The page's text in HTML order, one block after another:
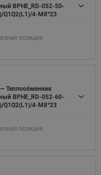
BPHE_RD-052-50-
Q1Q2(L1)/4-M8*23
позиция
Теплообменник
BPHE_RD-052-60-
Q1Q2(L1)/4-M8*23
позиция